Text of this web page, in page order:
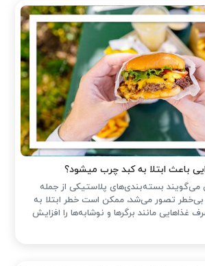
باعث ابتلا به کبد چرب میشود؟
می‌گویند بسته‌بندی‌های پلاستیکی از جمله
تصور می‌شد، ممکن است خطر ابتلا به
غذاهایی مانند برگرها و نوشابه‌ها را افزایش